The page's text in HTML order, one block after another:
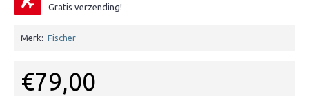
Gratis verzending!
Merk: Fischer
€79,00